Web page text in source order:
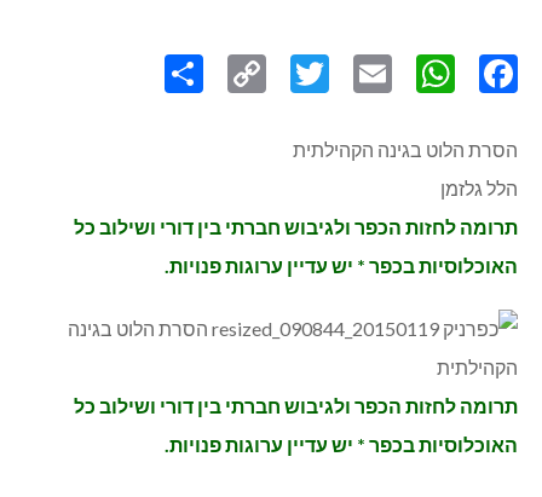
Link
הסרת הלוט בגינה הקהילתית
הלל גלזמן
תרומה לחזות הכפר ולגיבוש חברתי בין דורי ושילוב כל
האוכלוסיות בכפר * יש עדיין ערוגות פנויות.
תרומה לחזות הכפר ולגיבוש חברתי בין דורי ושילוב כל
האוכלוסיות בכפר * יש עדיין ערוגות פנויות.